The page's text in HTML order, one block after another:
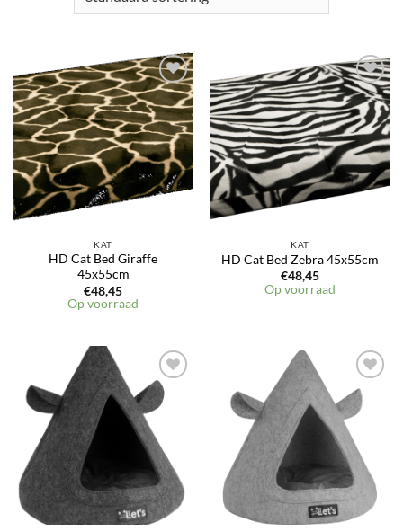
KAT
HD Cat Bed Giraffe
45x55cm
€48,45
Op voorraad
KAT
HD Cat Bed Zebra 45x55cm
€48,45
Op voorraad